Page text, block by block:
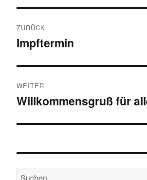
ZURÜCK
Vorheriger
Impftermin
WEITER
Nächster
Willkommensgruß für
Suchen